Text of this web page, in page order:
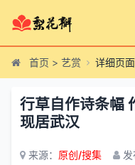
首页 > 艺赏 详细页面
行草自作诗条幅
现居武汉
来源： 原创/搜集